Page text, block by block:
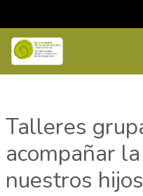
Talleres
acompañar
nuestros